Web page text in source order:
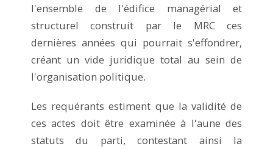
l'ensemble de l'édifice managérial et
structurel construit par le MRC ces
dernières années qui pourrait s'effondrer,
créant un vide juridique total au sein de
l'organisation politique.
Les requérants estiment que la validité de
ces actes doit être examinée à l'aune des
statuts du parti, contestant ainsi la